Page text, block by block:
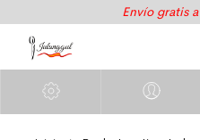
Envío gratis